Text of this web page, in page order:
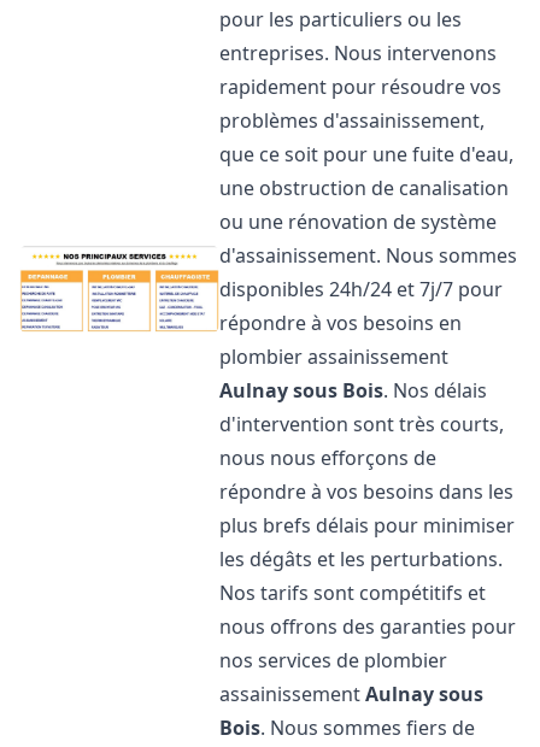
pour les particuliers ou les
entreprises. Nous intervenons
rapidement pour résoudre vos
problèmes d'assainissement,
que ce soit pour une fuite d'eau,
une obstruction de canalisation
ou une rénovation de système
d'assainissement. Nous sommes
disponibles 24h/24 et 7j/7 pour
répondre à vos besoins en
plombier assainissement
Aulnay sous Bois. Nos délais
d'intervention sont très courts,
nous nous efforçons de
répondre à vos besoins dans les
plus brefs délais pour minimiser
les dégâts et les perturbations.
Nos tarifs sont compétitifs et
nous offrons des garanties pour
nos services de plombier
assainissementAulnay sous
Bois. Nous sommes fiers de